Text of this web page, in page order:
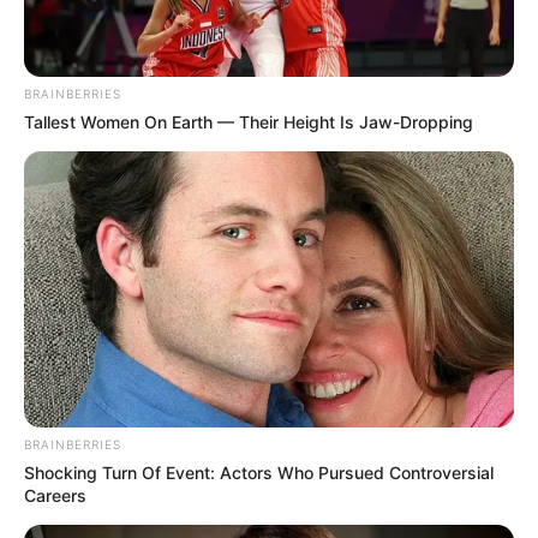
un frein, mais une place dans les cinq premiers
reste à sa portée.
A ne pas négliger dans ce
Quinté+!
BRAINBERRIES
Tallest Women On Earth — Their Height Is Jaw-Dropping
BRAINBERRIES
Shocking Turn Of Event: Actors Who Pursued Controversial
Careers